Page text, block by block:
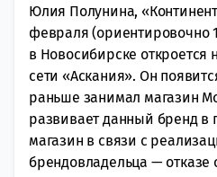
Юлия Полунина,
февраля (ориентировочно
в Новосибирске откроется
сети «Аскания». Он
раньше занимал магазин
развивает данный бренд в
магазин в связи с
брендовладельца — отказе